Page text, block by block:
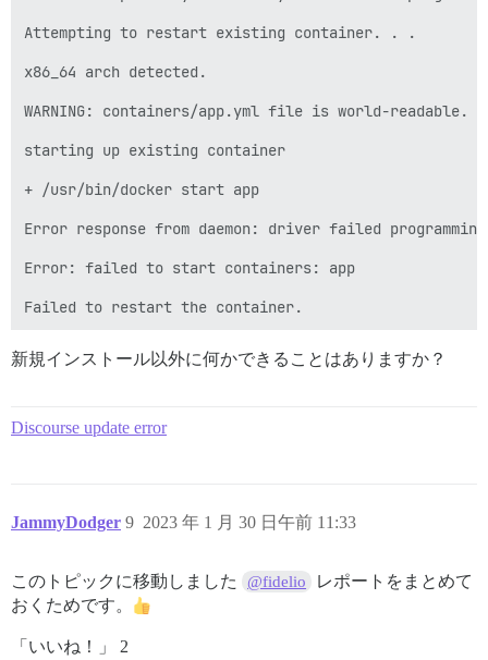
Attempting to restart existing container. . .
x86_64 arch detected.
WARNING: containers/app.yml file is world-
starting up existing container
+ /usr/bin/docker start app
Error response from daemon: driver failed
Error: failed to start containers: app
新規インストール以外に何かできることはありますか？
Discourse update error
JammyDodger 2023 年 1 月 30 日午前 11:33
9
このトピックに移動しました @fidelio
レポートをまとめて
おくためです。
「いいね！」 2